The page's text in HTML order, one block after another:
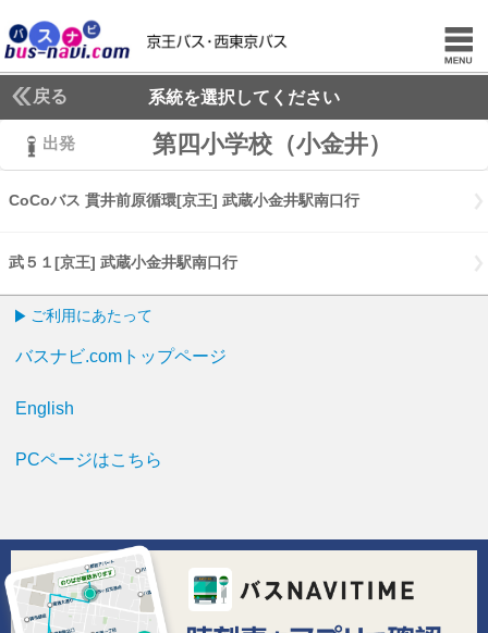
戻る 系統を選択してください
出発 第四小学校（小金井）
CoCoバス 貫井前原循環[京王] 武蔵小金井駅南口行
武５１[京王] 武蔵小金井駅南口行
ご利用にあたって
バスナビ.comトップページ
English
PCページはこちら